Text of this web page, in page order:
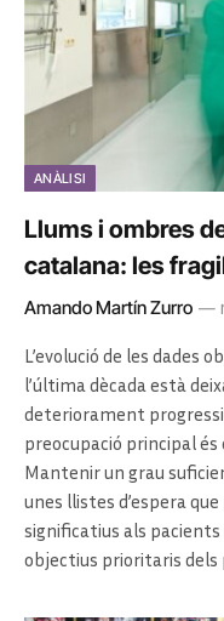
ANÀLISI
Llums i ombres
catalana: les
Amando Martín Zurro
L’evolució de les dades
l’última dècada està
deteriorament
preocupació principal és
Mantenir un grau
unes llistes d’espera
significatius als pacients
objectius prioritaris dels